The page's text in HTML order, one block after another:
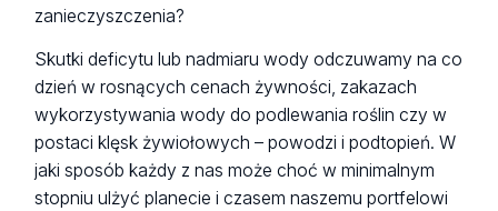
zanieczyszczenia?
Skutki deficytu lub nadmiaru wody odczuwamy na co
dzień w rosnących cenach żywności, zakazach
wykorzystywania wody do podlewania roślin czy w
postaci klęsk żywiołowych – powodzi i podtopień. W
jaki sposób każdy z nas może choć w minimalnym
stopniu ulżyć planecie i czasem naszemu portfelowi